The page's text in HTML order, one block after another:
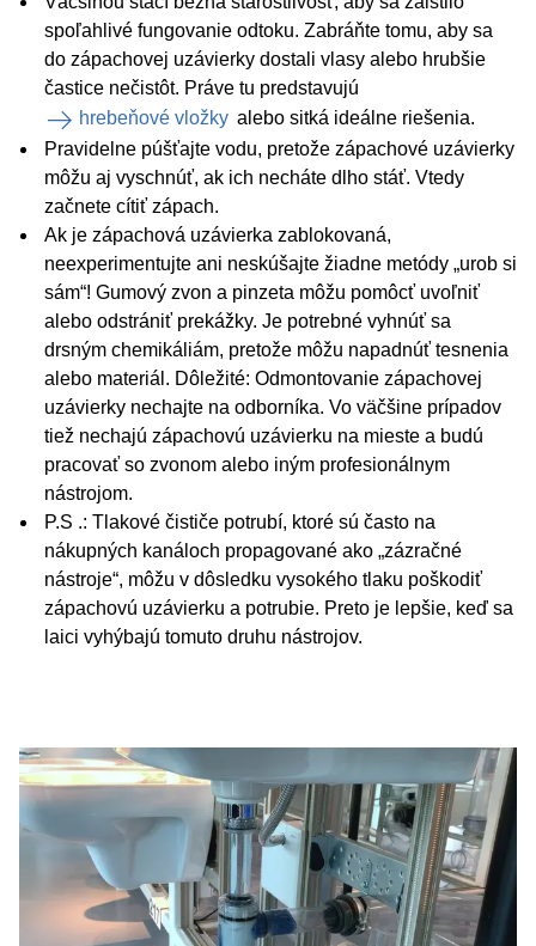
spoľahlivé fungovanie odtoku. Zabráňte tomu, aby sa
do zápachovej uzávierky dostali vlasy alebo hrubšie
častice nečistôt. Práve tu predstavujú
hrebeňové vložky alebo sitká ideálne riešenia.
Pravidelne púšťajte vodu, pretože zápachové uzávierky
môžu aj vyschnúť, ak ich necháte dlho stáť. Vtedy
začnete cítiť zápach.
Ak je zápachová uzávierka zablokovaná,
neexperimentujte ani neskúšajte žiadne metódy „urob si
sám“! Gumový zvon a pinzeta môžu pomôcť uvoľniť
alebo odstrániť prekážky. Je potrebné vyhnúť sa
drsným chemikáliám, pretože môžu napadnúť tesnenia
alebo materiál. Dôležité: Odmontovanie zápachovej
uzávierky nechajte na odborníka. Vo väčšine prípadov
tiež nechajú zápachovú uzávierku na mieste a budú
pracovať so zvonom alebo iným profesionálnym
nástrojom.
P.S .: Tlakové čističe potrubí, ktoré sú často na
nákupných kanáloch propagované ako „zázračné
nástroje“, môžu v dôsledku vysokého tlaku poškodiť
zápachovú uzávierku a potrubie. Preto je lepšie, keď sa
laici vyhýbajú tomuto druhu nástrojov.